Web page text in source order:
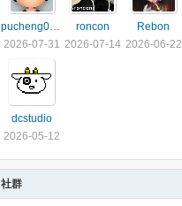
pucheng0705
2026-07-31
roncon
2026-07-14
Rebon
2026-06-22
dcstudio
2026-05-12
社群